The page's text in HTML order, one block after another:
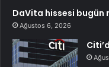
DaVita hissesi bugün
Ağustos 6, 2026